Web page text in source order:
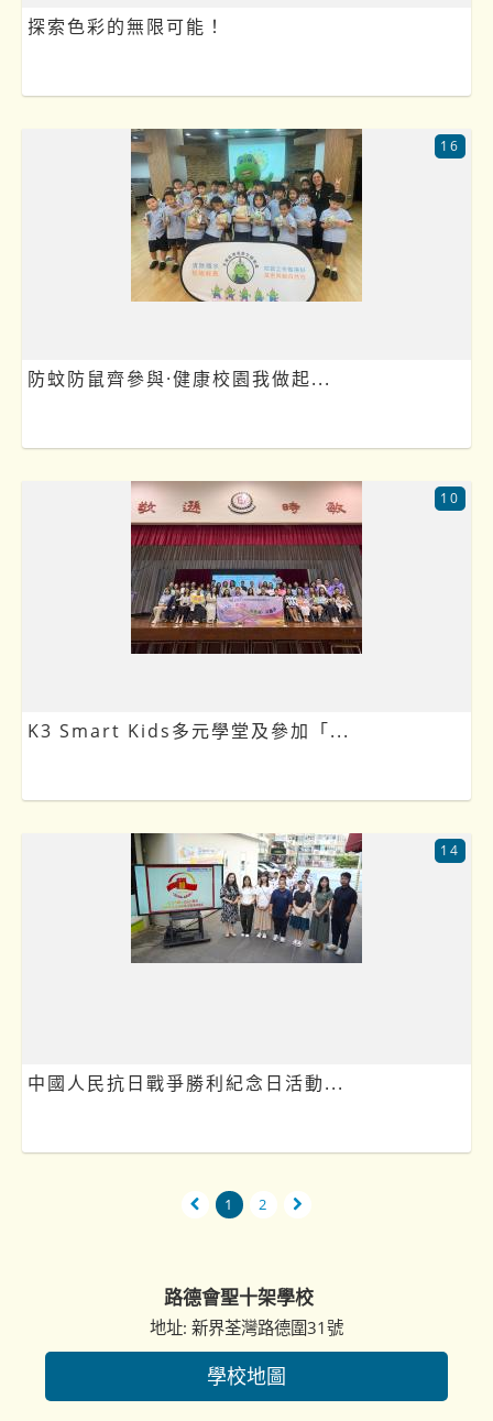
探索色彩的無限可能！
防蚊防鼠齊參與·健康校園我做起...
16
K3 Smart Kids多元學堂及參加「...
10
中國人民抗日戰爭勝利紀念日活動...
14
1 2
路德會聖十架學校
地址: 新界荃灣路德圍31號
學校地圖